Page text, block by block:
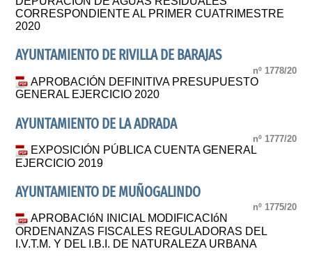
CORRESPONDIENTE AL PRIMER CUATRIMESTRE
2020
AYUNTAMIENTO DE RIVILLA DE BARAJAS
nº 1778/20
APROBACIÓN DEFINITIVA PRESUPUESTO
GENERAL EJERCICIO 2020
AYUNTAMIENTO DE LA ADRADA
nº 1777/20
EXPOSICIÓN PÚBLICA CUENTA GENERAL
EJERCICIO 2019
AYUNTAMIENTO DE MUÑOGALINDO
nº 1775/20
APROBACIóN INICIAL MODIFICACIóN
ORDENANZAS FISCALES REGULADORAS DEL
I.V.T.M. Y DEL I.B.I. DE NATURALEZA URBANA